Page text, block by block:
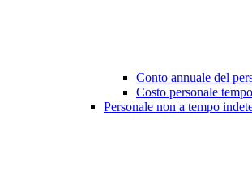
Conto annuale del
Costo personale
Personale non a tempo